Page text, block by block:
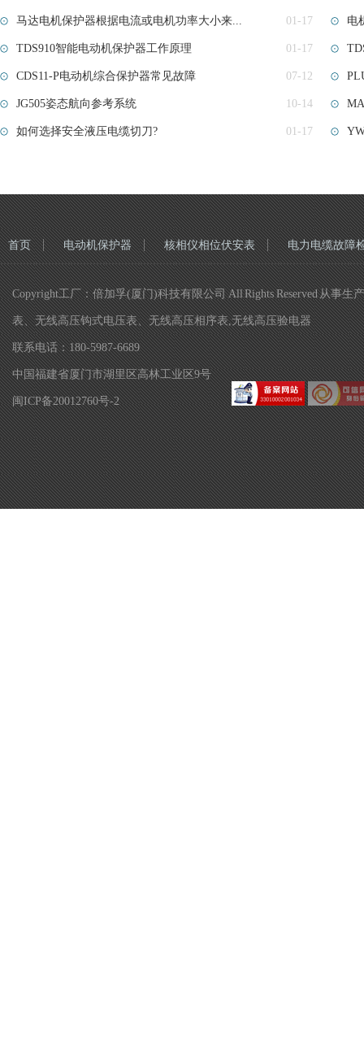
马达电机保护器根据电流或电机功率大小来... 01-17
TDS910智能电动机保护器工作原理 01-17
CDS11-P电动机综合保护器常见故障 07-12
JG505姿态航向参考系统 10-14
如何选择安全液压电缆切刀? 01-17
电
首页 电动机保护器 核相仪相位伏安表 电力电缆故障
Copyright工厂：倍加孚(厦门)科技有限公司 All Rights Reserved 从事
表、无线高压钩式电压表、无线高压相序表,无线高压验电器
联系电话：180-5987-6689
中国福建省厦门市湖里区高林工业区9号
闽ICP备20012760号-2